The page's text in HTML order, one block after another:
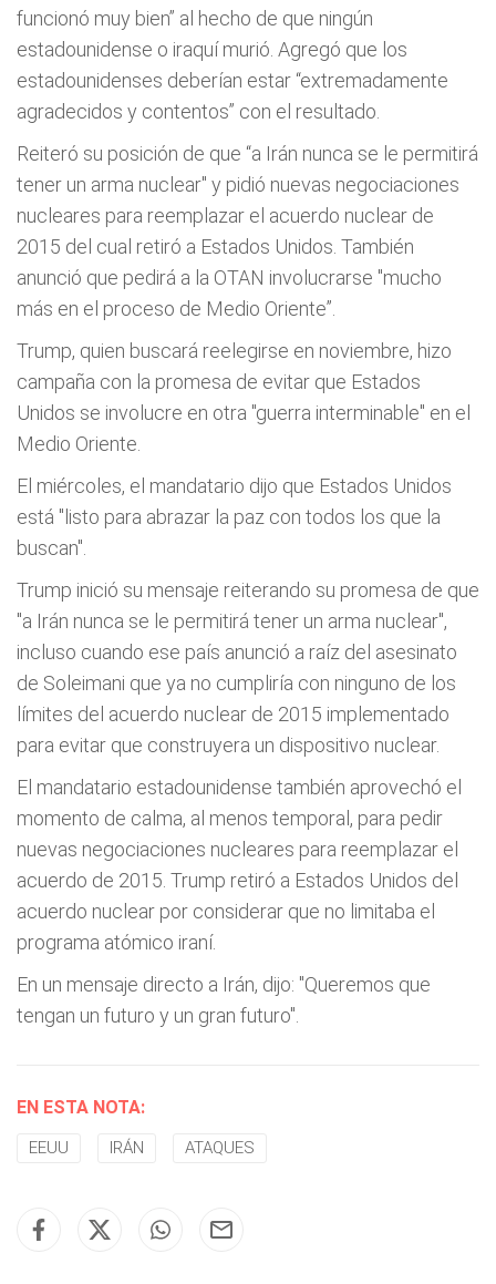
funcionó muy bien” al hecho de que ningún
estadounidense o iraquí murió. Agregó que los
estadounidenses deberían estar “extremadamente
agradecidos y contentos” con el resultado.
Reiteró su posición de que “a Irán nunca se le permitirá
tener un arma nuclear" y pidió nuevas negociaciones
nucleares para reemplazar el acuerdo nuclear de
2015 del cual retiró a Estados Unidos. También
anunció que pedirá a la OTAN involucrarse "mucho
más en el proceso de Medio Oriente”.
Trump, quien buscará reelegirse en noviembre, hizo
campaña con la promesa de evitar que Estados
Unidos se involucre en otra "guerra interminable" en el
Medio Oriente.
El miércoles, el mandatario dijo que Estados Unidos
está "listo para abrazar la paz con todos los que la
buscan".
Trump inició su mensaje reiterando su promesa de que
"a Irán nunca se le permitirá tener un arma nuclear",
incluso cuando ese país anunció a raíz del asesinato
de Soleimani que ya no cumpliría con ninguno de los
límites del acuerdo nuclear de 2015 implementado
para evitar que construyera un dispositivo nuclear.
El mandatario estadounidense también aprovechó el
momento de calma, al menos temporal, para pedir
nuevas negociaciones nucleares para reemplazar el
acuerdo de 2015. Trump retiró a Estados Unidos del
acuerdo nuclear por considerar que no limitaba el
programa atómico iraní.
En un mensaje directo a Irán, dijo: "Queremos que
tengan un futuro y un gran futuro".
EN ESTA NOTA:
EEUU IRÁN ATAQUES